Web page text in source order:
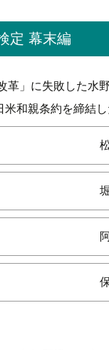
定 幕末編
革」に失敗した水
米和親条約を締結